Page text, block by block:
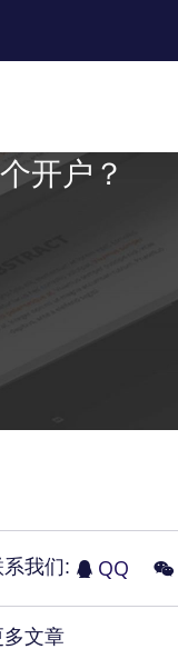
开户？
系我们: QQ
多文章